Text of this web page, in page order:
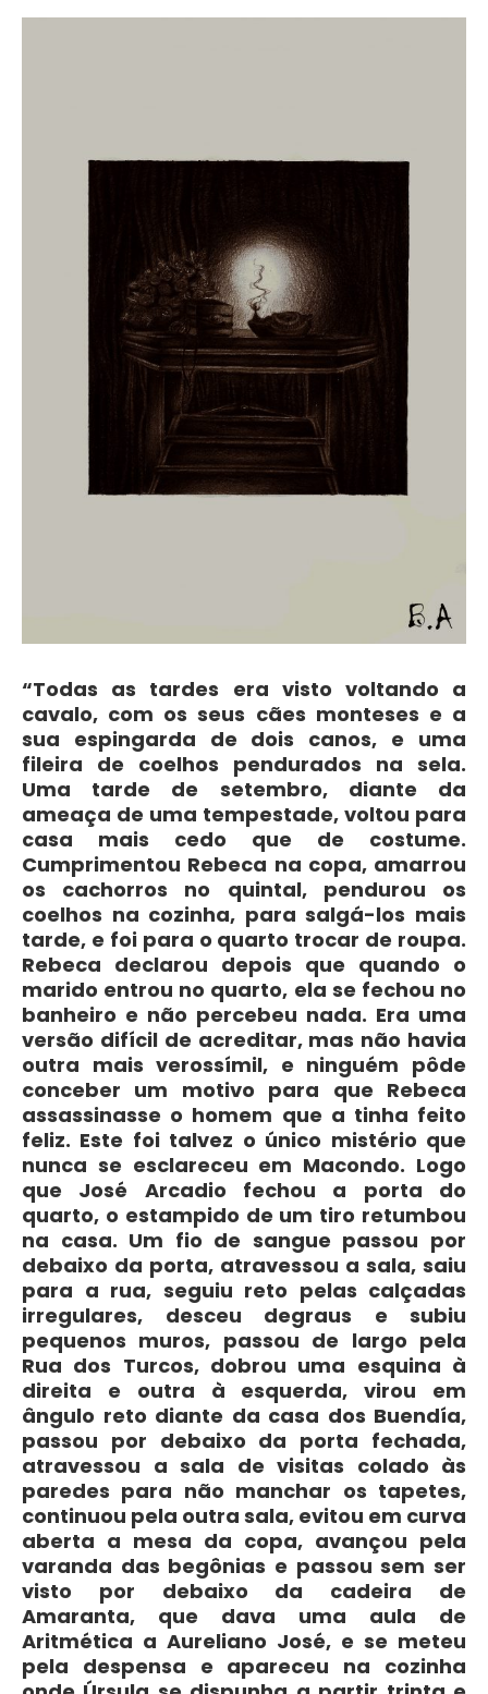
“Todas as tardes era visto voltando a
cavalo, com os seus cães monteses e a
sua espingarda de dois canos, e uma
fileira de coelhos pendurados na sela.
Uma tarde de setembro, diante da
ameaça de uma tempestade, voltou para
casa mais cedo que de costume.
Cumprimentou Rebeca na copa, amarrou
os cachorros no quintal, pendurou os
coelhos na cozinha, para salgá-los mais
tarde, e foi para o quarto trocar de roupa.
Rebeca declarou depois que quando o
marido entrou no quarto, ela se fechou no
banheiro e não percebeu nada. Era uma
versão difícil de acreditar, mas não havia
outra mais verossímil, e ninguém pôde
conceber um motivo para que Rebeca
assassinasse o homem que a tinha feito
feliz. Este foi talvez o único mistério que
nunca se esclareceu em Macondo. Logo
que José Arcadio fechou a porta do
quarto, o estampido de um tiro retumbou
na casa. Um fio de sangue passou por
debaixo da porta, atravessou a sala, saiu
para a rua, seguiu reto pelas calçadas
irregulares, desceu degraus e subiu
pequenos muros, passou de largo pela
Rua dos Turcos, dobrou uma esquina à
direita e outra à esquerda, virou em
ângulo reto diante da casa dos Buendía,
passou por debaixo da porta fechada,
atravessou a sala de visitas colado às
paredes para não manchar os tapetes,
continuou pela outra sala, evitou em curva
aberta a mesa da copa, avançou pela
varanda das begônias e passou sem ser
visto por debaixo da cadeira de
Amaranta, que dava uma aula de
Aritmética a Aureliano José, e se meteu
pela despensa e apareceu na cozinha